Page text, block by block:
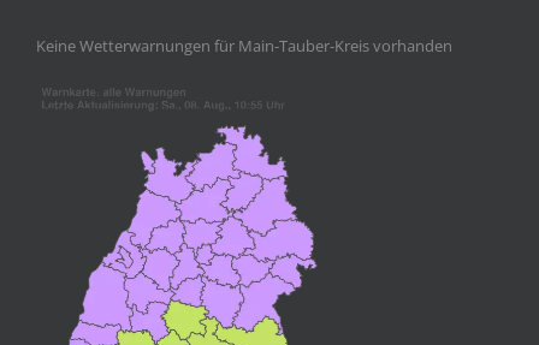
Keine Wetterwarnungen für Main-Tauber-Kreis vorhanden